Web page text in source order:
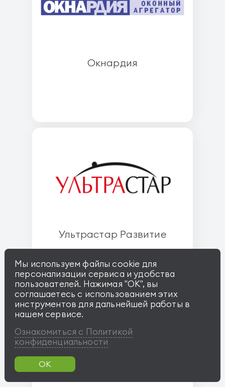
Мы используем файлы cookie для
персонализации сервиса и удобства
пользователей. Нажимая "OK", вы
соглашаетесь с использованием этих
инструментов для дальнейшей работы в
нашем сервисе.
Ознакомиться с Политикой
конфиденциальности
Окнардия
Ультрастар Развитие